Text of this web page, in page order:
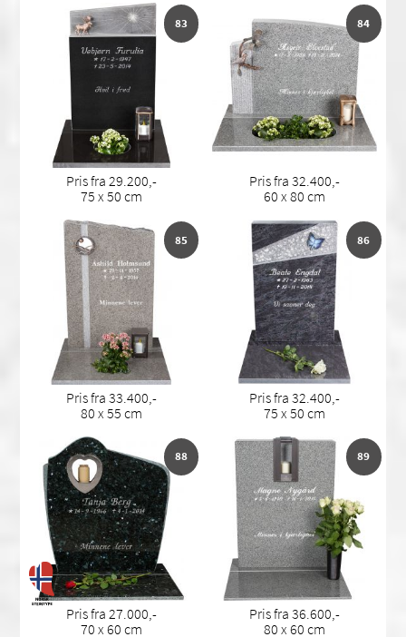
83
Pris fra 29.200,-
75 x 50 cm
84
Pris fra 32.400,-
60 x 80 cm
85
Pris fra 33.400,-
80 x 55 cm
86
Pris fra 32.400,-
75 x 50 cm
88
Pris fra 27.000,-
70 x 60 cm
89
Pris fra 36.600,-
80 x 60 cm